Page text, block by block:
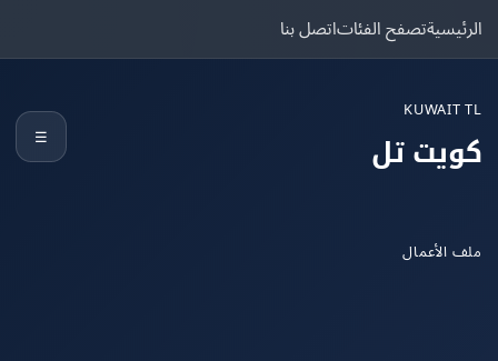
تصفح الفئاتاتصل بنا
تل